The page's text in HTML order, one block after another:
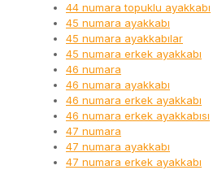
44 numara topuklu ayakkabı
45 numara ayakkabı
45 numara ayakkabılar
45 numara erkek ayakkabı
46 numara
46 numara ayakkabı
46 numara erkek ayakkabı
46 numara erkek ayakkabısı
47 numara
47 numara ayakkabı
47 numara erkek ayakkabı